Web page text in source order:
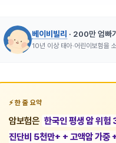
베이비빌리 · 200만 엄빠
10년 이상 태아·어린이보험을
한 줄 요약
암보험은 한국인 평생 암 위
진단비 5천만+ + 고액암 가중